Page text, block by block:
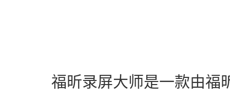
福昕录屏大师是一款由福